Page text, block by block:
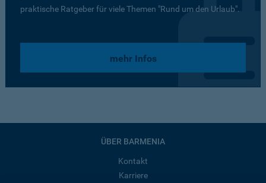
praktische Ratgeber für viele Themen "Rund um den Urlaub".
mehr Infos
ÜBER BARMENIA
Kontakt
Karriere